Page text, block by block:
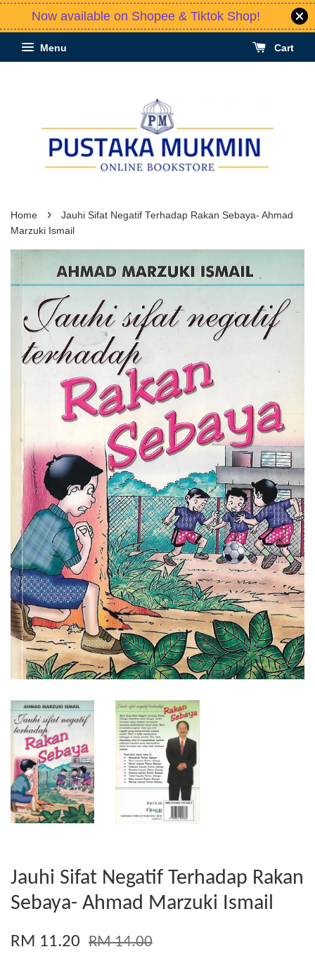
Now available on Shopee & Tiktok Shop!
Menu Cart
Home ›
Jauhi Sifat Negatif Terhadap Rakan Sebaya- Ahmad
Marzuki Ismail
Jauhi Sifat Negatif Terhadap Rakan
Sebaya- Ahmad Marzuki Ismail
RM 11.20 RM 14.00